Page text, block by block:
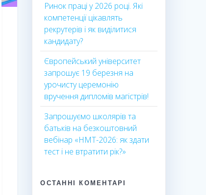
Ринок праці у 2026 році. Які
компетенції цікавлять
рекрутерів і як виділитися
кандидату?
Європейський університет
запрошує 19 березня на
урочисту церемонію
вручення дипломів магістрів!
Запрошуємо школярів та
батьків на безкоштовний
вебінар «НМТ-2026: як здати
тест і не втратити рік?»
ОСТАННІ КОМЕНТАРІ